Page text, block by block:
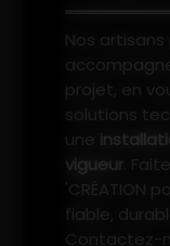
Nos
projet, en
solutions
une
vigueur .
'CRÉATION
fiable,
Contactez-